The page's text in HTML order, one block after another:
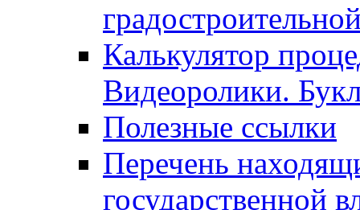
Калькулятор
Видеоролики.
Полезные ссылки
Перечень
государственной